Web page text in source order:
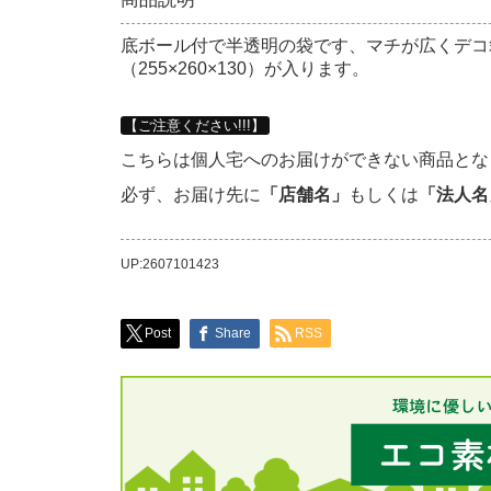
底ボール付で半透明の袋です、マチが広くデ
（255×260×130）が入ります。
【ご注意ください!!!】
こちらは個人宅へのお届けができない商品と
必ず、お届け先に 「店舗名」 もしくは 「法人
UP:2607101423
Post Share RSS